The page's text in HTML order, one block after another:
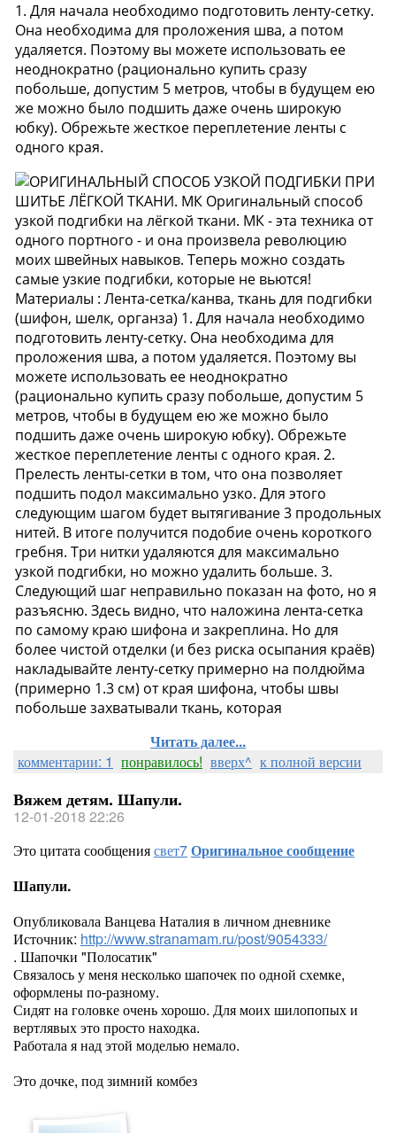
1. Для начала необходимо подготовить ленту-сетку.
Она необходима для проложения шва, а потом
удаляется. Поэтому вы можете использовать ее
неоднократно (рационально купить сразу
побольше, допустим 5 метров, чтобы в будущем ею
же можно было подшить даже очень широкую
юбку). Обрежьте жесткое переплетение ленты с
одного края.
Читать далее...
комментарии: 1 понравилось! вверх^ к полной версии
Вяжем детям. Шапули.
12-01-2018 22:26
Это цитата сообщениясвет7Оригинальное сообщение
Шапули.
Опубликовала Ванцева Наталия в личном дневнике
Источник: http://www.stranamam.ru/post/9054333/
. Шапочки "Полосатик"
Связалось у меня несколько шапочек по одной схемке,
оформлены по-разному.
Сидят на головке очень хорошо. Для моих шилопопых и
вертлявых это просто находка.
Работала я над этой моделью немало.
Это дочке, под зимний комбез